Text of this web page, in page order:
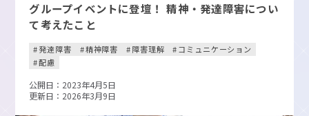
グループイベントに登壇！ 精神・発達障害につい
て考えたこと
発達障害 精神障害 障害理解
コミュニケーション
配慮
公開日：2023年4月5日
更新日：2026年3月9日